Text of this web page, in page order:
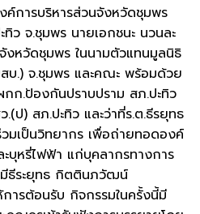
การบริหารส่วนจังหวัดชุมพร
ว จ.ชุมพร นายเอกชนะ นวนละ
หวัดชุมพร ในนามตัวแทนมูลนิธิ
บ.) จ.ชุมพร และคณะ พร้อมด้วย
ก.ป้องกันปราบปราม สภ.ปะทิว
ป) สภ.ปะทิว และว่าที่ร.ต.ธีรยุทธ
มเป็นวิทยากร เพื่อถ่ายทอดองค์
บุหรี่ไฟฟ้า แก่บุคลากรทางการ
ธีระยุทธ กิตตินภวัฒน์
ารต้อนรับ กิจกรรมในครั้งนี้มี